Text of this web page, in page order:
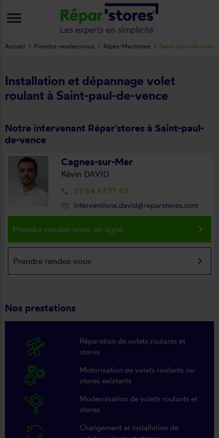
Installation et dépannage volet
roulant à Saint-paul-de-vence
Notre intervenant Répar'stores à Saint-paul-
de-vence
Cagnes-sur-Mer
Kévin DAVID
local_phone 07 64 43 77 45
mail_outline interventions.david@reparstores.com
Prendre rendez-vous en ligne keyboard_arrow_right
Prendre rendez-vous keyboard_arrow_right
Nos prestations
Réparation de volets roulants et
stores
Motorisation de volets roulants ou
stores existants
Modernisation de volets roulants et
stores
Changement et installation de
Accueil Prendre rendez-vous Alpes-Maritimes Saint-paul-de-vence
menu